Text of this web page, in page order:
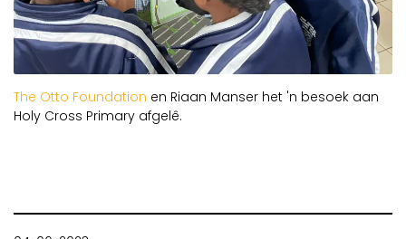
The Otto Foundation en Riaan Manser het 'n besoek aan
Holy Cross Primary afgelê.